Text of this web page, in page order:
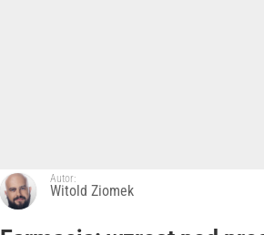
Autor:
Witold Ziomek